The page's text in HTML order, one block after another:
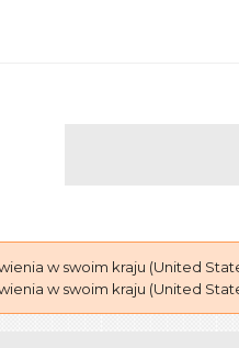
w swoim kraju (United
w swoim kraju (United